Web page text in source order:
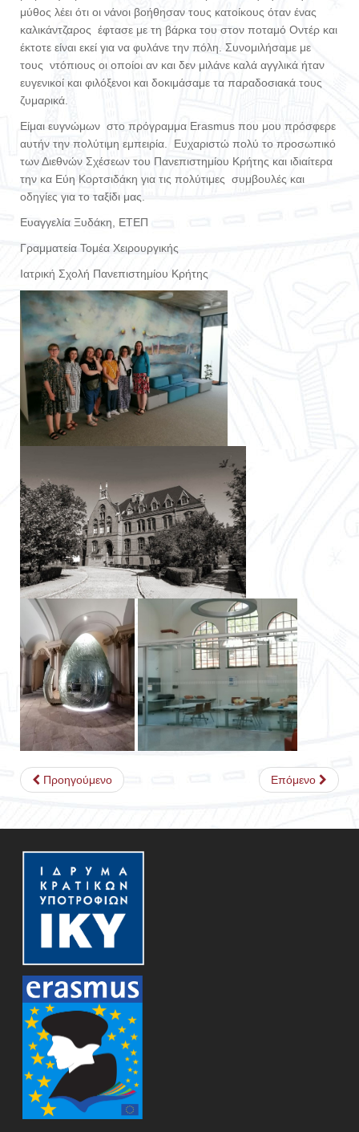
μύθος λέει ότι οι νάνοι βοήθησαν τους κατοίκους όταν ένας
καλικάντζαρος έφτασε με τη βάρκα του στον ποταμό Οντέρ και
έκτοτε είναι εκεί για να φυλάνε την πόλη. Συνομιλήσαμε με
τους ντόπιους οι οποίοι αν και δεν μιλάνε καλά αγγλικά ήταν
ευγενικοί και φιλόξενοι και δοκιμάσαμε τα παραδοσιακά τους
ζυμαρικά.
Είμαι ευγνώμων στο πρόγραμμα Erasmus που μου πρόσφερε
αυτήν την πολύτιμη εμπειρία. Ευχαριστώ πολύ το προσωπικό
των Διεθνών Σχέσεων του Πανεπιστημίου Κρήτης και ιδιαίτερα
την κα Εύη Κορτσιδάκη για τις πολύτιμες συμβουλές και
οδηγίες για το ταξίδι μας.
Eυαγγελία Ξυδάκη, ΕΤΕΠ
Γραμματεία Τομέα Χειρουργικής
Ιατρική Σχολή Πανεπιστημίου Κρήτης
Προηγούμενο Επόμενο